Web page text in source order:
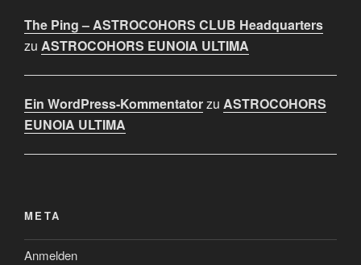
The Ping – ASTROCOHORS CLUB Headquarters
zu ASTROCOHORS EUNOIA ULTIMA
Ein WordPress-Kommentatorzu ASTROCOHORS
EUNOIA ULTIMA
META
Anmelden